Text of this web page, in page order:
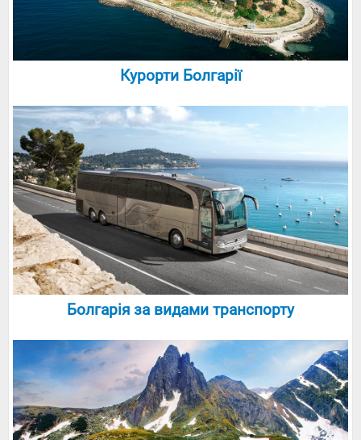
Курорти Болгарії
Болгарія за видами транспорту